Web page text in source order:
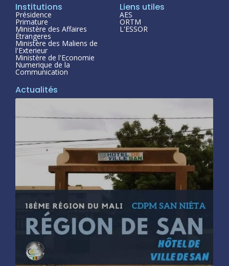
Institutions
Présidence
Primature
Ministère des Affaires
Étrangeres
Ministère des Maliens de
l'Exterieur
Ministère de l'Economie
Numerique de la
Communication
Liens utiles
AES
ORTM
L'ESSOR
Actualités